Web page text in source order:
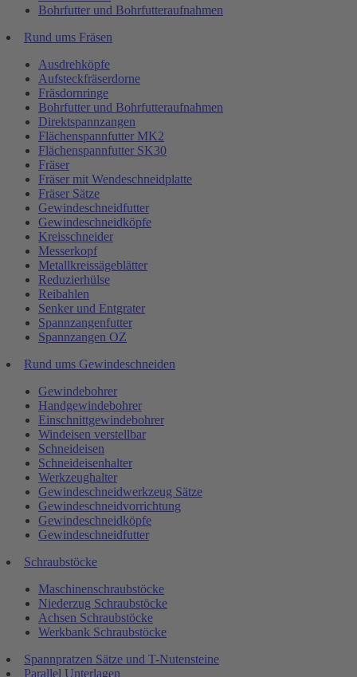
Bohrfutter und Bohrfutteraufnahmen
Rund ums Fräsen
Ausdrehköpfe
Aufsteckfräserdorne
Fräsdornringe
Bohrfutter und Bohrfutteraufnahmen
Direktspannzangen
Flächenspannfutter MK2
Flächenspannfutter SK30
Fräser
Fräser mit Wendeschneidplatte
Fräser Sätze
Gewindeschneidfutter
Gewindeschneidköpfe
Kreisschneider
Messerkopf
Metallkreissägeblätter
Reduzierhülse
Reibahlen
Senker und Entgrater
Spannzangenfutter
Spannzangen OZ
Rund ums Gewindeschneiden
Gewindebohrer
Handgewindebohrer
Einschnittgewindebohrer
Windeisen verstellbar
Schneideisen
Schneideisenhalter
Werkzeughalter
Gewindeschneidwerkzeug Sätze
Gewindeschneidvorrichtung
Gewindeschneidköpfe
Gewindeschneidfutter
Schraubstöcke
Maschinenschraubstöcke
Niederzug Schraubstöcke
Achsen Schraubstöcke
Werkbank Schraubstöcke
Spannpratzen Sätze und T-Nutensteine
Parallel Unterlagen